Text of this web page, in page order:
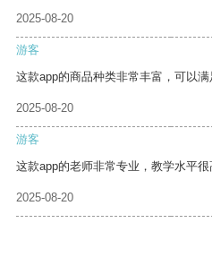
2025-08-20
游客
这款app的商品种类非常丰富，可以满
2025-08-20
游客
这款app的老师非常专业，教学水平很
2025-08-20